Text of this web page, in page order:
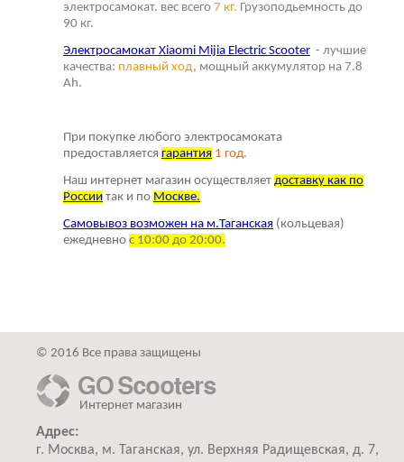
электросамокат. вес всего 7 кг. Грузоподьемность до
90 кг.
Электросамокат Xiaomi Mijia Electric Scooter - лучшие
качества: плавный ход, мощный аккумулятор на 7.8
Ah.
При покупке любого электросамоката
предоставляется гарантия 1 год.
Наш интернет магазин осуществляет доставку как по
России так и по Москве.
Самовывоз возможен на м.Таганская (кольцевая)
ежедневно с 10:00 до 20:00.
© 2016 Все права защищены
Интернет магазин
Адрес:
г. Москва, м. Таганская, ул. Верхняя Радищевская, д. 7,